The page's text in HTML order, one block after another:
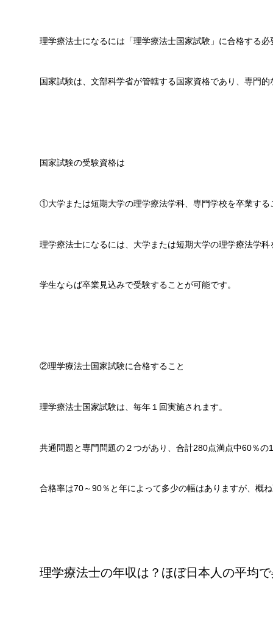
理学療法士になるには「理学療法士国家試験」に合格する必
国家試験は、文部科学省が管轄する国家資格であり、専門
国家試験の受験資格は
①大学または短期大学の理学療法学科、専門学校を卒業する
理学療法士になるには、大学または短期大学の理学療法学
学生ならば卒業見込みで受験することが可能です。
②理学療法士国家試験に合格すること
理学療法士国家試験は、毎年１回実施されます。
共通問題と専門問題の２つがあり、合計280点満点中60％
合格率は70～90％と年によって多少の幅はありますが、概
理学療法士の年収は？ほぼ日本人の平均